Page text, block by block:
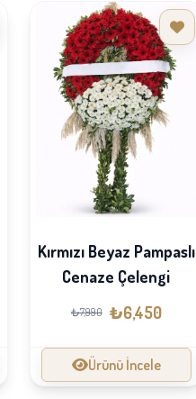
Kırmızı Beyaz Pampaslı
Cenaze Çelengi
₺7,990 ₺6,450
Ürünü İncele